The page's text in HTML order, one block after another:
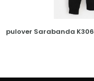
pulover Sarabanda K306